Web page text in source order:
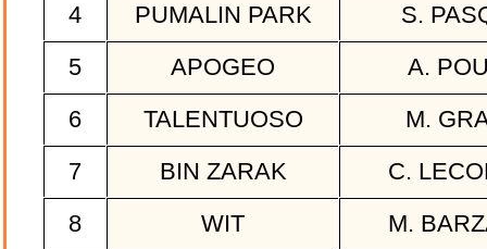
4
PUMALIN PARK
S.
5
APOGEO
A.
6
TALENTUOSO
M.
7
BIN ZARAK
C.
8
WIT
M.